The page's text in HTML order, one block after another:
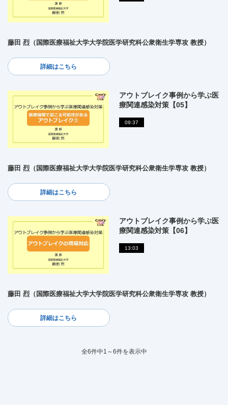
藤田 烈（国際医療福祉大学大学院医学研究科公衆衛生学専攻 教授）
詳細はこちら
アウトブレイク事例から学ぶ医
療関連感染対策【05】
09:37
藤田 烈（国際医療福祉大学大学院医学研究科公衆衛生学専攻 教授）
詳細はこちら
アウトブレイク事例から学ぶ医
療関連感染対策【06】
13:03
藤田 烈（国際医療福祉大学大学院医学研究科公衆衛生学専攻 教授）
詳細はこちら
全6件中1～6件を表示中